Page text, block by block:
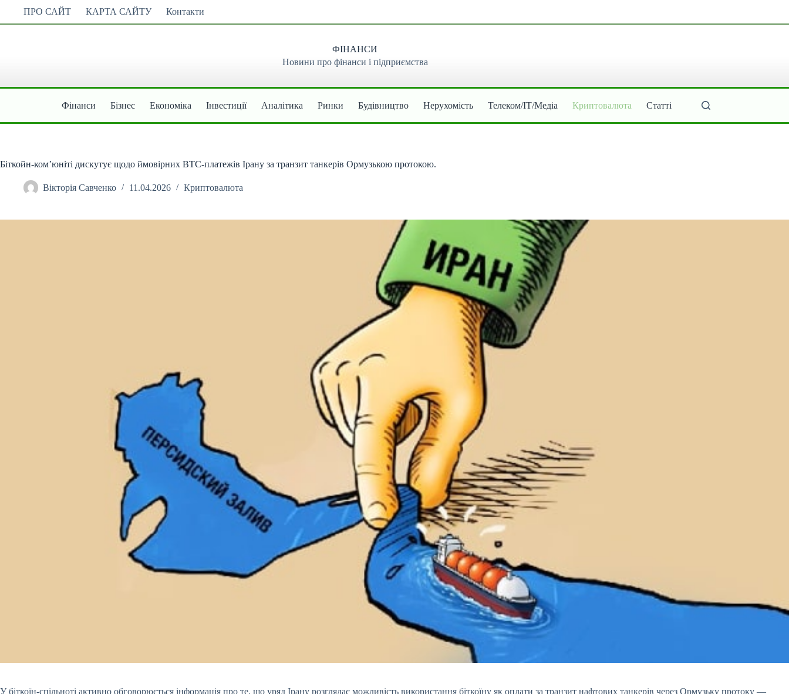
вмісту
ПРО САЙТ КАРТА САЙТУ Контакти
ФІНАНСИ
Новини про фінанси і підприємства
Фінанси Бізнес Економіка Інвестиції Аналітика Ринки Будівництво Нерухомість Телеком/ІТ/Медіа Криптовалюта Статті
Біткойн-ком’юніті дискутує щодо ймовірних BTC-платежів Ірану за транзит танкерів Ормузькою протокою.
Вікторія Савченко 11.04.2026 Криптовалюта
У біткоїн-спільноті активно обговорюється інформація про те, що уряд Ірану розглядає можливість використання біткоїну як оплати за транзит нафтових танкерів через Ормузьку протоку —